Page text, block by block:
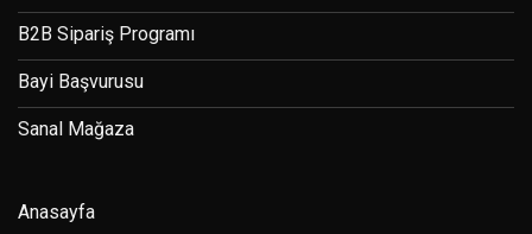
Anasayfa
B2B Sipariş Programı
Bayi Başvurusu
Sanal Mağaza